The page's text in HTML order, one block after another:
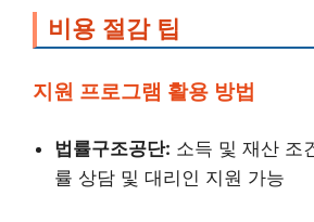
비용 절감 팁
지원 프로그램 활용 방법
법률구조공단: 소득 및 재산 조
률 상담 및 대리인 지원 가능